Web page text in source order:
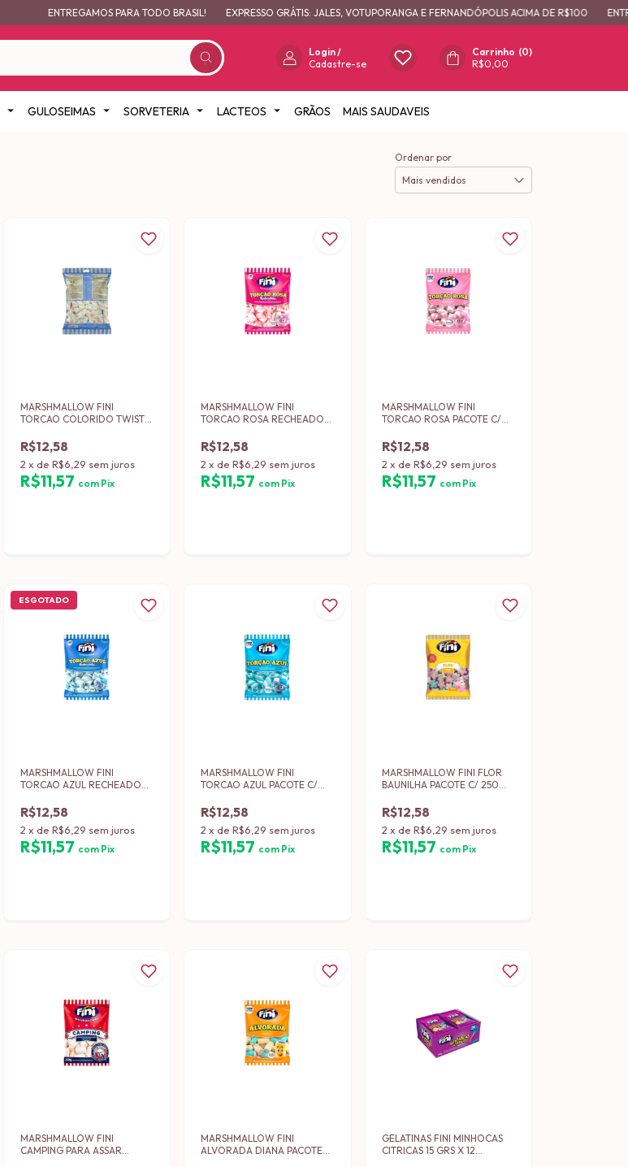
ENTREGAMOS PARA TODO BRASIL! EXPRESSO GRÁTIS: JALES, VOTUPORANGA E FERNANDÓPOLIS ACIMA DE R$100
Login/
Cadastre-se
Carrinho (0)
R$0,00
GULOSEIMAS SORVETERIA LACTEOS GRÃOS MAIS SAUDAVEIS
Ordenar por
MARSHMALLOW FINI
TORCAO COLORIDO TWIST
R$12,58
2 x de R$6,29 sem juros
R$11,57 com Pix
MARSHMALLOW FINI
TORCAO ROSA RECHEADO
R$12,58
2 x deR$6,29 sem juros
R$11,57 com Pix
MARSHMALLOW FINI
TORCAO ROSA PACOTE C/
R$12,58
2 x de R$6,29 sem juros
R$11,57 com Pix
ESGOTADO
MARSHMALLOW FINI
TORCAO AZUL RECHEADO
115250M24005
R$12,58
2 x de R$6,29 sem juros
R$11,57 com Pix
MARSHMALLOW FINI
TORCAO AZUL PACOTE C/
R$12,58
2 x deR$6,29 sem juros
R$11,57 com Pix
MARSHMALLOW FINI FLOR
BAUNILHA PACOTE C/ 250
R$12,58
2 x de R$6,29 sem juros
R$11,57 com Pix
MARSHMALLOW FINI
CAMPING PARA ASSAR
MARSHMALLOW FINI
ALVORADA DIANA PACOTE
GELATINAS FINI MINHOCAS
CITRICAS 15 GRS X 12